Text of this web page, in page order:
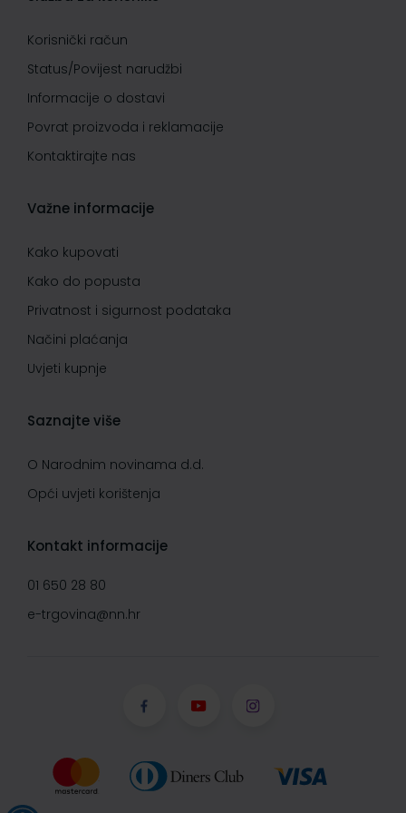
Korisnički račun
Status/Povijest narudžbi
Informacije o dostavi
Povrat proizvoda i reklamacije
Kontaktirajte nas
Važne informacije
Kako kupovati
Kako do popusta
Privatnost i sigurnost podataka
Načini plaćanja
Uvjeti kupnje
Saznajte više
O Narodnim novinama d.d.
Opći uvjeti korištenja
Kontakt informacije
01 650 28 80
e-trgovina@nn.hr